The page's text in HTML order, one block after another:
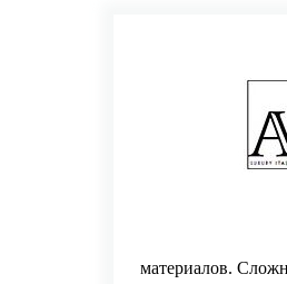
материалов.